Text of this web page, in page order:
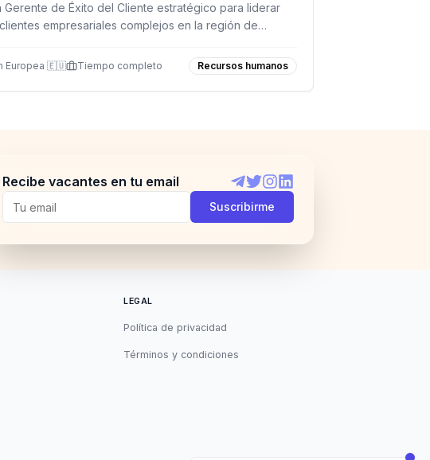
Gerente de Éxito del Cliente estratégico para liderar
empresariales complejos en la región de
Europea 🇪🇺 Tiempo completo Recursos humanos
Recibe vacantes en tu email
Telegram
TwitterInstagram
LinkedIn
Suscribirme
LEGAL
Política de privacidad
Términos y condiciones